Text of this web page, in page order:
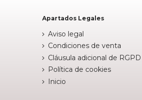
Apartados Legales
Aviso legal
Condiciones de venta
Cláusula adicional de RGPD
Política de cookies
Inicio